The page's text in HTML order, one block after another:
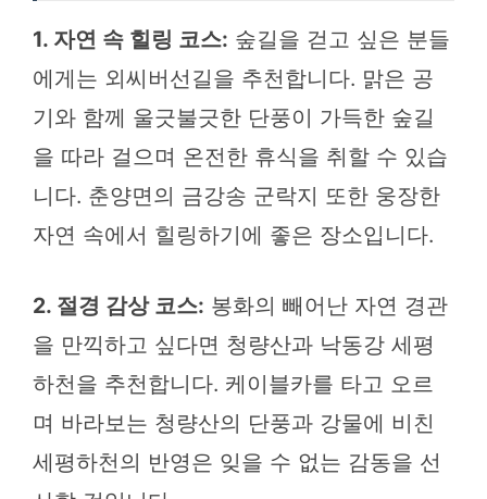
1. 자연 속 힐링 코스: 숲길을 걷고 싶은 분들
에게는 외씨버선길을 추천합니다. 맑은 공
기와 함께 울긋불긋한 단풍이 가득한 숲길
을 따라 걸으며 온전한 휴식을 취할 수 있습
니다. 춘양면의 금강송 군락지 또한 웅장한
자연 속에서 힐링하기에 좋은 장소입니다.
2. 절경 감상 코스: 봉화의 빼어난 자연 경관
을 만끽하고 싶다면 청량산과 낙동강 세평
하천을 추천합니다. 케이블카를 타고 오르
며 바라보는 청량산의 단풍과 강물에 비친
세평하천의 반영은 잊을 수 없는 감동을 선